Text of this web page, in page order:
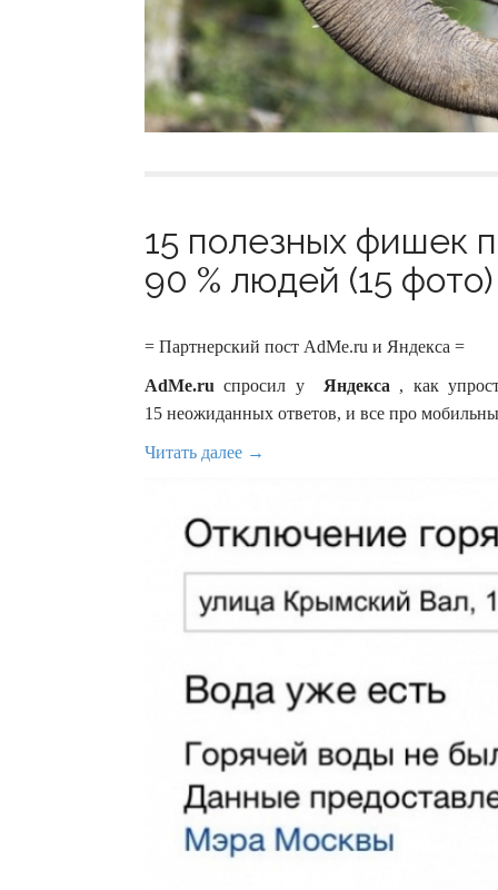
15 полезных фишек
90 % людей (15 фото)
= Партнерский пост AdMe.ru и Яндекса =
AdMe.ru спросил у Яндекса , как
15 неожиданных ответов, и все про
Читать далее →